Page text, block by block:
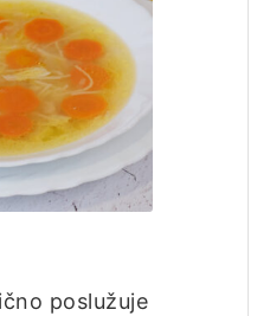
poslužuje